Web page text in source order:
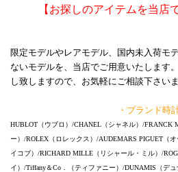
【お探しのアイテムを当店
限定モデルやレアモデル、国内未入荷モ
ないモデルを、当店でご用意いたします
し致しますので、お気軽にご相談下さいま
・ブランド時
HUBLOT（ウブロ）/CHANEL（シャネル）/FRANCK
ー）/ROLEX（ロレックス）/AUDEMARS PIGUET（
イコブ）/RICHARD MILLE（リシャール・ミル）/
イ）/Tiffany＆Co．（ティファニー）/DUNAMIS（デ